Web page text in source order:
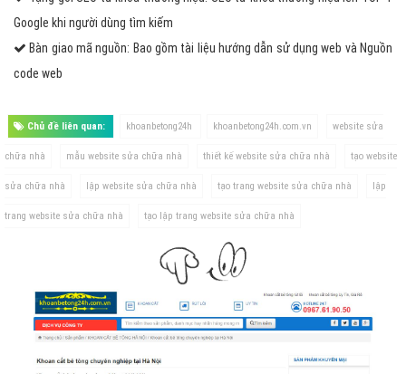
Google khi người dùng tìm kiếm
Bàn giao mã nguồn: Bao gồm tài liệu hướng dẫn sử dụng web và Nguồn
code web
Chủ đề liên quan: khoanbetong24h khoanbetong24h.com.vn website sửa
chữa nhà mẫu website sửa chữa nhà thiết kế website sửa chữa nhà tạo website
sửa chữa nhà lập website sửa chữa nhà tạo trang website sửa chữa nhà lập
trang website sửa chữa nhà tạo lập trang website sửa chữa nhà